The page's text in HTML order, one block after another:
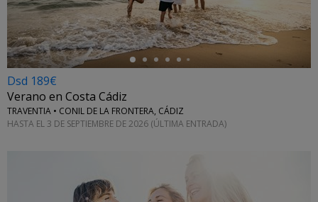
Dsd 189€
Verano en Costa Cádiz
TRAVENTIA • CONIL DE LA FRONTERA, CÁDIZ
HASTA EL 3 DE SEPTIEMBRE DE 2026 (ÚLTIMA ENTRADA)